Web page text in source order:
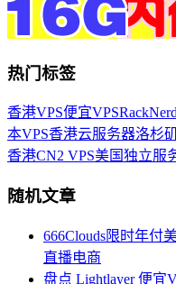
热门标签
香港VPS便宜VPSRackNerd
本VPS香港云服务器洛杉
香港CN2 VPS美国独立服
随机文章
666Clouds限时年付
直播电商
盘点 Lightlayer 便宜